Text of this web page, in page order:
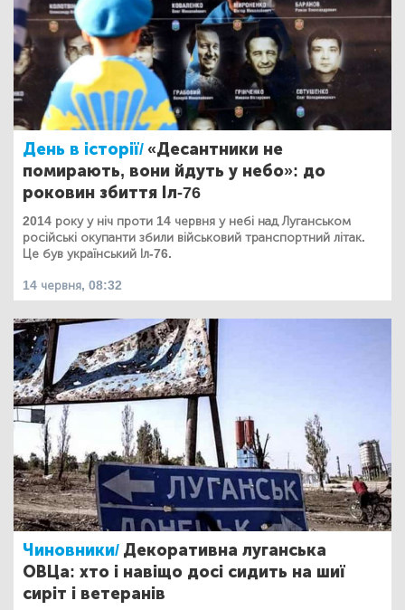
День в історії/«Десантники не
помирають, вони йдуть у небо»: до
роковин збиття Іл-76
2014 року у ніч проти 14 червня у небі над Луганськом
російські окупанти збили військовий транспортний літак.
Це був український Іл-76.
14 червня, 08:32
Чиновники/ Декоративна луганська
ОВЦа: хто і навіщо досі сидить на шиї
сиріт і ветеранів